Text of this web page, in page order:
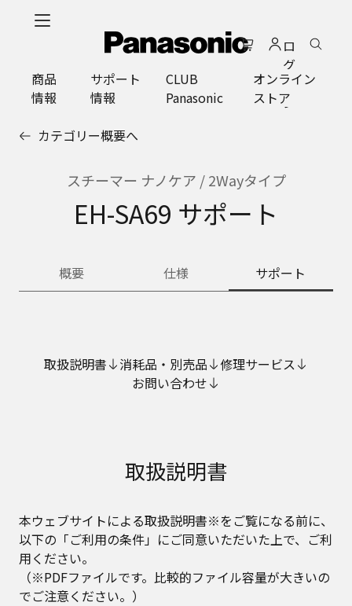
ロ
グ
イ
ン
商品
情報
サポート
情報
CLUB
Panasonic
オンライン
ストア
カテゴリー概要へ
スチーマー ナノケア / 2Wayタイプ
EH-SA69 サポート
概要 仕様 サポート
取扱説明書 消耗品・別売品
修理サービス
お問い合わせ
取扱説明書
本ウェブサイトによる取扱説明書※をご覧になる前に、
以下の「ご利用の条件」にご同意いただいた上で、ご利
用ください。
（※PDFファイルです。比較的ファイル容量が大きいの
でご注意ください。）